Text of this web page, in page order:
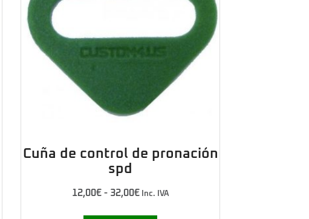
Cuña de control de pronación
spd
12,00€ - 32,00€ Inc. IVA